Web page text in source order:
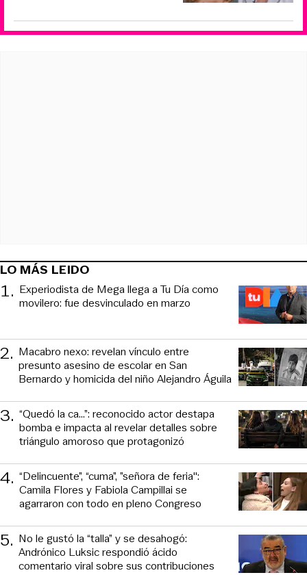
LO MÁS LEIDO
1. Experiodista de Mega llega a Tu Día como
movilero: fue desvinculado en marzo
2. Macabro nexo: revelan vínculo entre
presunto asesino de escolar en San
Bernardo y homicida del niño Alejandro Águila
3. “Quedó la ca...”: reconocido actor destapa
bomba e impacta al revelar detalles sobre
triángulo amoroso que protagonizó
4. “Delincuente”, “cuma”, ”señora de feria":
Camila Flores y Fabiola Campillai se
agarraron con todo en pleno Congreso
5. No le gustó la “talla” y se desahogó:
Andrónico Luksic respondió ácido
comentario viral sobre sus contribuciones